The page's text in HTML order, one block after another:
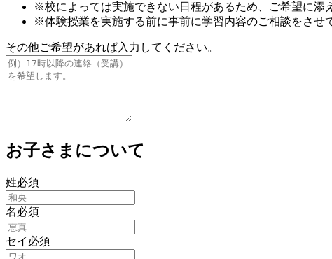
※校によっては実施できない日程があるため、ご希望に添
※体験授業を実施する前に事前に学習内容のご相談をさせ
その他ご希望があれば入力してください。
お子さまについて
姓必須
名必須
セイ 必須